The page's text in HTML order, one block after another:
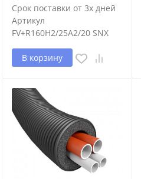
Срок поставки от 3х дней
Артикул
FV+R160H2/25A2/20 SNX
В корзину